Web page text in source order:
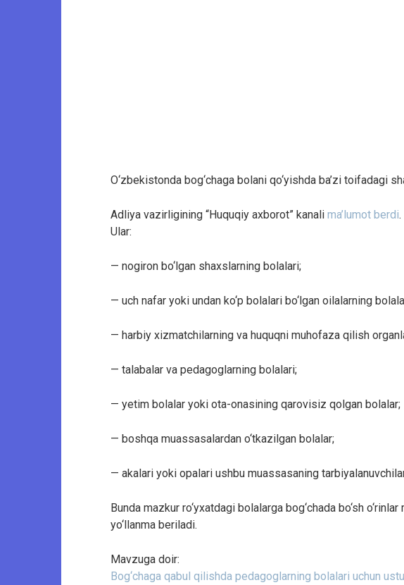
O‘zbekistonda bog‘chaga bolani qo‘yishda ba’zi toifadagi
Adliya vazirligining “Huquqiy axborot” kanali ma’lumot berdi.
Ular:
— nogiron bo‘lgan shaxslarning bolalari;
— uch nafar yoki undan ko‘p bolalari bo‘lgan oilalarning
— harbiy xizmatchilarning va huquqni muhofaza qilish
— talabalar va pedagoglarning bolalari;
— yetim bolalar yoki ota-onasining qarovisiz qolgan bolalar;
— boshqa muassasalardan o‘tkazilgan bolalar;
— akalari yoki opalari ushbu muassasaning
Bunda mazkur ro‘yxatdagi bolalarga bog‘chada bo‘sh
yo‘llanma beriladi.
Mavzuga doir:
Bog‘chaga qabul qilishda pedagoglarning bolalari uchun